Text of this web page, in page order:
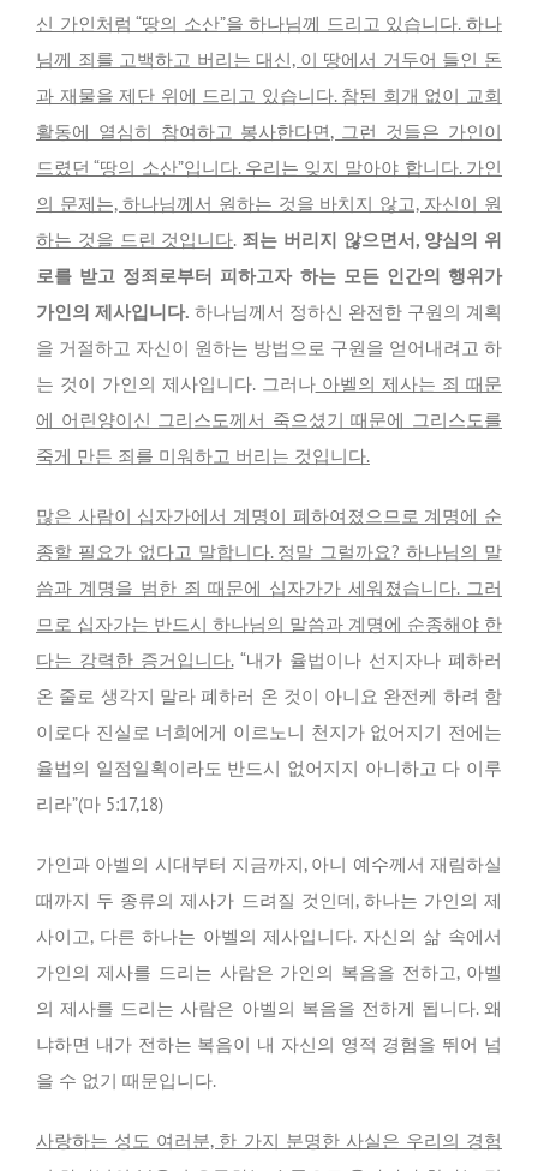
신 가인처럼 “땅의 소산”을 하나님께 드리고 있습니다. 하나
님께 죄를 고백하고 버리는 대신, 이 땅에서 거두어 들인 돈
과 재물을 제단 위에 드리고 있습니다. 참된 회개 없이 교회
활동에 열심히 참여하고 봉사한다면, 그런 것들은 가인이
드렸던 “땅의 소산”입니다. 우리는 잊지 말아야 합니다. 가인
의 문제는, 하나님께서 원하는 것을 바치지 않고, 자신이 원
하는 것을 드린 것입니다. 죄는 버리지 않으면서, 양심의 위
로를 받고 정죄로부터 피하고자 하는 모든 인간의 행위가
가인의 제사입니다. 하나님께서 정하신 완전한 구원의 계획
을 거절하고 자신이 원하는 방법으로 구원을 얻어내려고 하
는 것이 가인의 제사입니다. 그러나아벨의 제사는 죄 때문
에 어린양이신 그리스도께서 죽으셨기 때문에 그리스도를
죽게 만든 죄를 미워하고 버리는 것입니다.
많은 사람이 십자가에서 계명이 폐하여졌으므로 계명에 순
종할 필요가 없다고 말합니다. 정말 그럴까요? 하나님의 말
씀과 계명을 범한 죄 때문에 십자가가 세워졌습니다. 그러
므로 십자가는 반드시 하나님의 말씀과 계명에 순종해야 한
다는 강력한 증거입니다.“내가 율법이나 선지자나 폐하러
온 줄로 생각지 말라 폐하러 온 것이 아니요 완전케 하려 함
이로다 진실로 너희에게 이르노니 천지가 없어지기 전에는
율법의 일점일획이라도 반드시 없어지지 아니하고 다 이루
리라”(마 5:17,18)
가인과 아벨의 시대부터 지금까지, 아니 예수께서 재림하실
때까지 두 종류의 제사가 드려질 것인데, 하나는 가인의 제
사이고, 다른 하나는 아벨의 제사입니다. 자신의 삶 속에서
가인의 제사를 드리는 사람은 가인의 복음을 전하고, 아벨
의 제사를 드리는 사람은 아벨의 복음을 전하게 됩니다. 왜
냐하면 내가 전하는 복음이 내 자신의 영적 경험을 뛰어 넘
을 수 없기 때문입니다.
사랑하는 성도 여러분, 한 가지 분명한 사실은 우리의 경험